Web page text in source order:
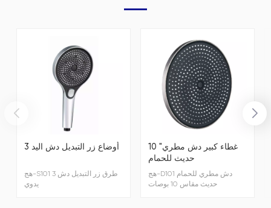
3 أوضاع زر التبديل دش اليد
هج-S101 3 طرق زر التبديل دش
يدوي
10 "غطاء كبير دش مطري
حديث للحمام
هج-D101 دش مطري للحمام
حديث مقاس 10 بوصات